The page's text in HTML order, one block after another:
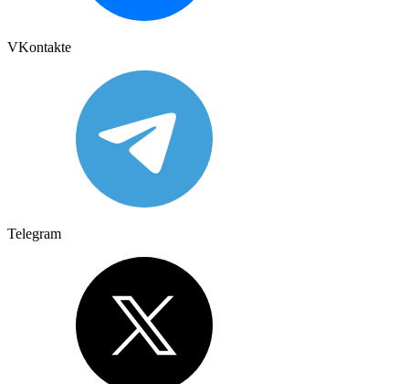
VKontakte
Telegram